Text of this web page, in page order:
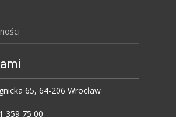
65, 64-206 Wrocław
359 75 00